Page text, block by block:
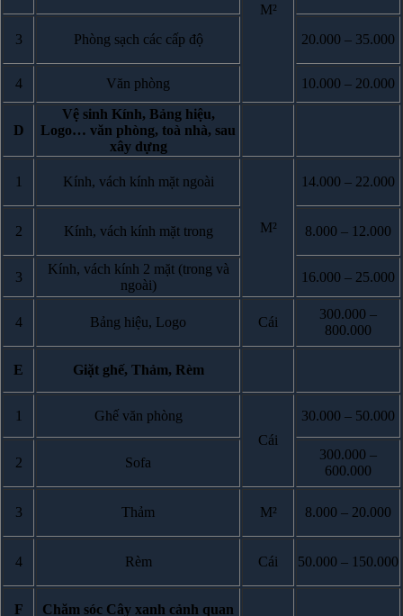
M²
3 Phòng sạch các cấp độ 20.000 – 35.000
4 Văn phòng 10.000 – 20.000
D
Vệ sinh Kính, Bảng hiệu,
Logo… văn phòng, toà nhà, sau
xây dựng
1 Kính, vách kính mặt ngoài
M²
14.000 – 22.000
2 Kính, vách kính mặt trong 8.000 – 12.000
3
Kính, vách kính 2 mặt (trong và
ngoài)
16.000 – 25.000
4 Bảng hiệu, Logo Cái
300.000 –
800.000
E Giặt ghế, Thảm, Rèm
1
Ghế văn phòng
Cái
30.000 – 50.000
2 Sofa
300.000 –
600.000
3 Thảm M² 8.000 – 20.000
4 Rèm Cái 50.000 – 150.000
F Chăm sóc Cây xanh cảnh quan